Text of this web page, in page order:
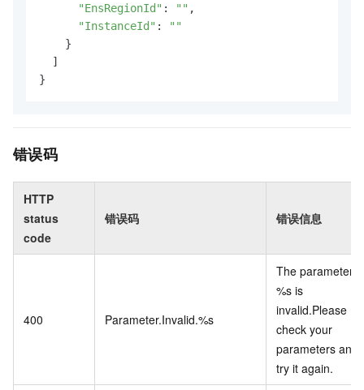
"EnsRegionId" : "" ,
"InstanceId" :
""
    }
  ]
}
错误码
HTTP
status
code
错误码 错误信息
400 Parameter.Invalid.%s
The parameter
%s is
invalid.Please
check your
parameters and
try it again.